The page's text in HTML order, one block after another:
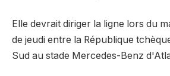
Elle devrait diriger la ligne lors du
de jeudi entre la République
Sud au stade Mercedes-Benz